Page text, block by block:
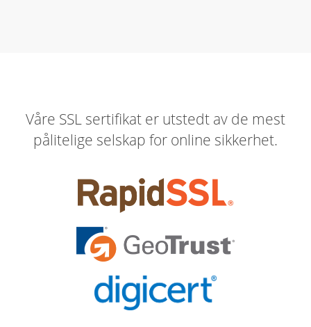
Våre SSL sertifikat er utstedt av de mest
pålitelige selskap for online sikkerhet.